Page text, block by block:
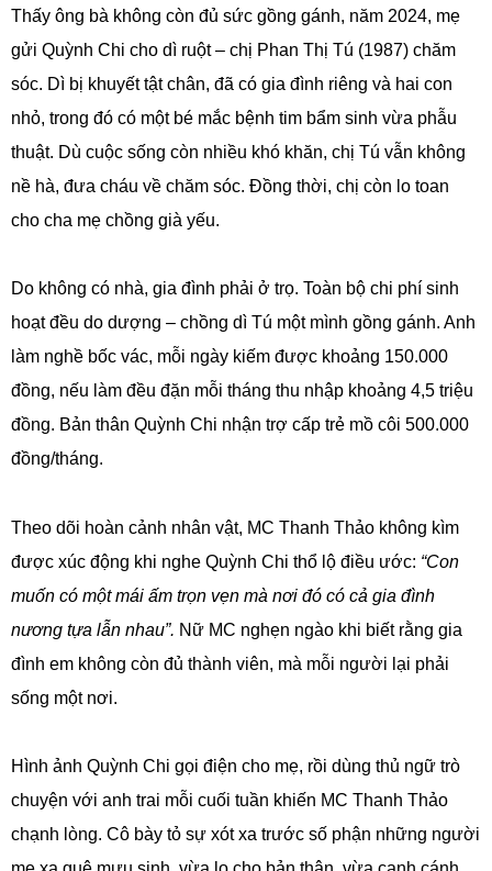
Thấy ông bà không còn đủ sức gồng gánh, năm 2024, mẹ
gửi Quỳnh Chi cho dì ruột – chị Phan Thị Tú (1987) chăm
sóc. Dì bị khuyết tật chân, đã có gia đình riêng và hai con
nhỏ, trong đó có một bé mắc bệnh tim bẩm sinh vừa phẫu
thuật. Dù cuộc sống còn nhiều khó khăn, chị Tú vẫn không
nề hà, đưa cháu về chăm sóc. Đồng thời, chị còn lo toan
cho cha mẹ chồng già yếu.
Do không có nhà, gia đình phải ở trọ. Toàn bộ chi phí sinh
hoạt đều do dượng – chồng dì Tú một mình gồng gánh. Anh
làm nghề bốc vác, mỗi ngày kiếm được khoảng 150.000
đồng, nếu làm đều đặn mỗi tháng thu nhập khoảng 4,5 triệu
đồng. Bản thân Quỳnh Chi nhận trợ cấp trẻ mồ côi 500.000
đồng/tháng.
Theo dõi hoàn cảnh nhân vật, MC Thanh Thảo không kìm
được xúc động khi nghe Quỳnh Chi thổ lộ điều ước: “Con
muốn có một mái ấm trọn vẹn mà nơi đó có cả gia đình
nương tựa lẫn nhau”. Nữ MC nghẹn ngào khi biết rằng gia
đình em không còn đủ thành viên, mà mỗi người lại phải
sống một nơi.
Hình ảnh Quỳnh Chi gọi điện cho mẹ, rồi dùng thủ ngữ trò
chuyện với anh trai mỗi cuối tuần khiến MC Thanh Thảo
chạnh lòng. Cô bày tỏ sự xót xa trước số phận những người